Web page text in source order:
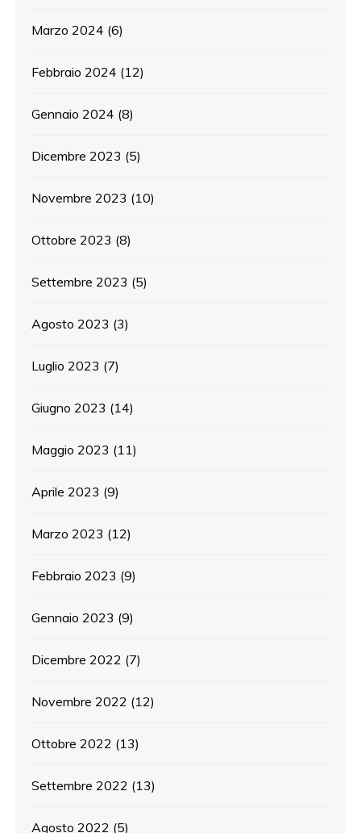
Marzo 2024 (6)
Febbraio 2024 (12)
Gennaio 2024 (8)
Dicembre 2023 (5)
Novembre 2023 (10)
Ottobre 2023 (8)
Settembre 2023 (5)
Agosto 2023 (3)
Luglio 2023 (7)
Giugno 2023 (14)
Maggio 2023 (11)
Aprile 2023 (9)
Marzo 2023 (12)
Febbraio 2023 (9)
Gennaio 2023 (9)
Dicembre 2022 (7)
Novembre 2022 (12)
Ottobre 2022 (13)
Settembre 2022 (13)
Agosto 2022 (5)